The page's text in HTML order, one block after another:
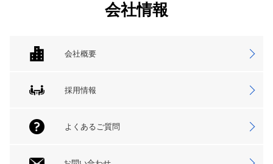
会社情報
会社概要
採用情報
よくあるご質問